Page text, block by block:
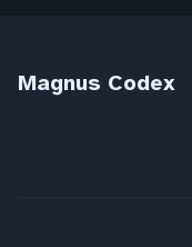
Magnus Codex